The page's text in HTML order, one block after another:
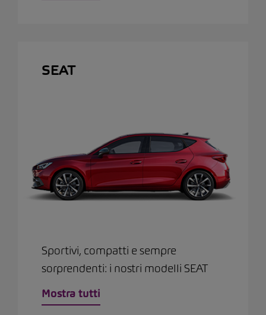
SEAT
Sportivi, compatti e sempre
sorprendenti: i nostri modelli SEAT
Mostra tutti